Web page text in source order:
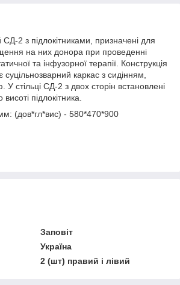
СД-2 з підлокітниками, призначені для
на них донора при проведенні
та інфузорної терапії. Конструкція
суцільнозварний каркас з сидінням,
У стільці СД-2 з двох сторін встановлені
підлокітника.
(дов*гл*вис) - 580*470*900
Заповіт
Україна
2 (шт) правий і лівий